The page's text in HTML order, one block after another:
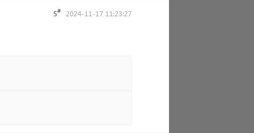
5# 2024-11-17 11:23:27